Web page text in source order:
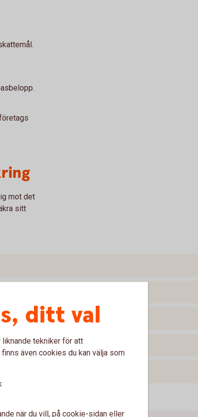
mot det
sitt
ditt val
tekniker för att
även cookies du kan välja som
när du vill, på cookie-sidan eller